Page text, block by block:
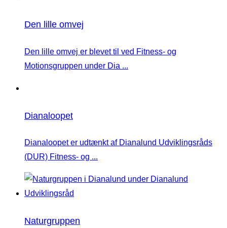
Den lille omvej
Den lille omvej er blevet til ved Fitness- og
Motionsgruppen under Dia ...
Dianaloopet
Dianaloopet er udtænkt af Dianalund Udviklingsråds
(DUR) Fitness- og ...
Naturgruppen